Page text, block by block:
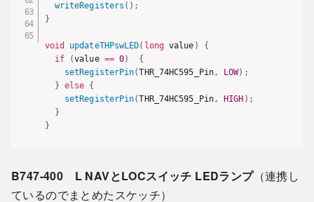
writeRegisters ( ) ;
}
void updateTHPswLED( long value )
{
if
(value == 0)
{
setRegisterPin(THR_74HC595_Pin, LOW) ;
} else {
setRegisterPin(THR_74HC595_Pin, HIGH ) ;
}
}
B747-400 L NAVとLOCスイッチ LEDランプ（連携し
ているのでまとめたスケッチ）